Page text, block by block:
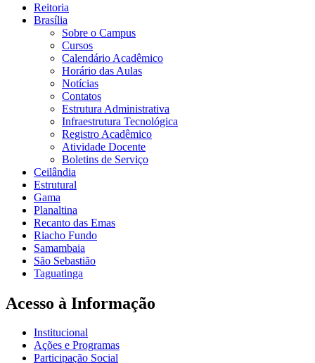
Reitoria
Brasília
Sobre o Campus
Cursos
Calendário Acadêmico
Horário das Aulas
Notícias
Contatos
Estrutura Administrativa
Infraestrutura Tecnológica
Registro Acadêmico
Atividade Docente
Boletins de Serviço
Ceilândia
Estrutural
Gama
Planaltina
Recanto das Emas
Riacho Fundo
Samambaia
São Sebastião
Taguatinga
Acesso à Informação
Institucional
Ações e Programas
Participação Social